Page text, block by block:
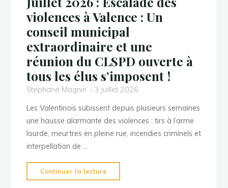
violences à Valence : Un
conseil municipal
extraordinaire et une
réunion du CLSPD ouverte à
tous les élus s’imposent !
Stephane Magnin
3 juillet 2026
Les Valentinois subissent depuis plusieurs semaines
une hausse alarmante des violences : tirs à l’arme
lourde, meurtres en pleine rue, incendies criminels et
interpellation de …
Continuer la lecture
de